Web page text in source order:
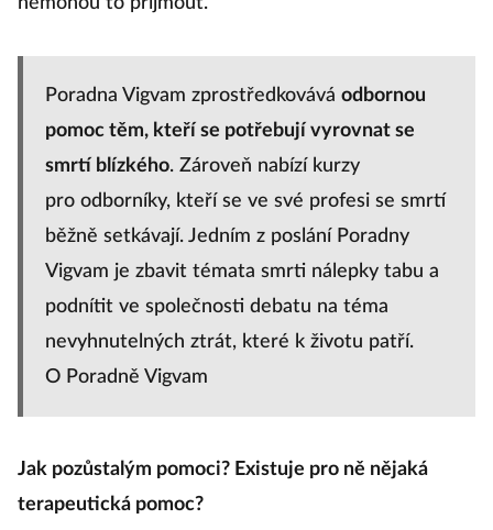
Poradna Vigvam zprostředkovává odbornou
pomoc těm, kteří se potřebují vyrovnat se
smrtí blízkého. Zároveň nabízí kurzy
pro odborníky, kteří se ve své profesi se smrtí
běžně setkávají. Jedním z poslání Poradny
Vigvam je zbavit témata smrti nálepky tabu a
podnítit ve společnosti debatu na téma
nevyhnutelných ztrát, které k životu patří.
O Poradně Vigvam
Jak pozůstalým pomoci? Existuje pro ně nějaká
terapeutická pomoc?